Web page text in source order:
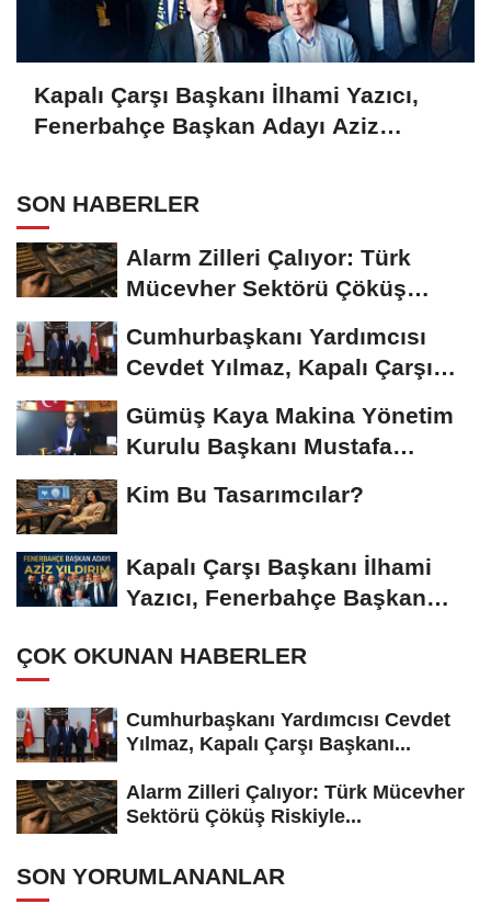
Kapalı Çarşı Başkanı İlhami Yazıcı,
Fenerbahçe Başkan Adayı Aziz
SON HABERLER
Alarm Zilleri Çalıyor: Türk
Mücevher Sektörü Çöküş
Cumhurbaşkanı Yardımcısı
Cevdet Yılmaz, Kapalı Çarşı
Gümüş Kaya Makina Yönetim
Kurulu Başkanı Mustafa
Kim Bu Tasarımcılar?
Kapalı Çarşı Başkanı İlhami
Yazıcı, Fenerbahçe Başkan
ÇOK OKUNAN HABERLER
Cumhurbaşkanı Yardımcısı Cevdet
Yılmaz, Kapalı Çarşı Başkanı...
Alarm Zilleri Çalıyor: Türk Mücevher
Sektörü Çöküş Riskiyle...
SON YORUMLANANLAR